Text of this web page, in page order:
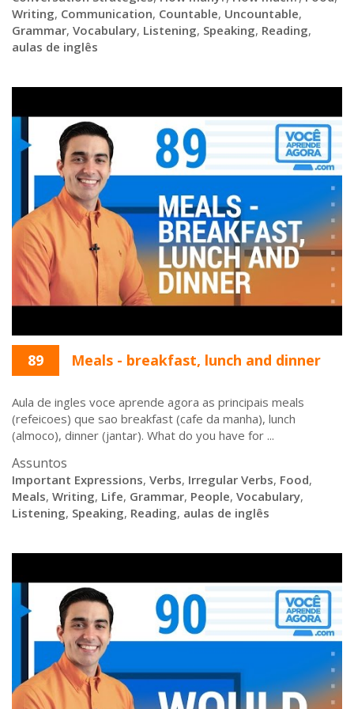
Writing, Communication, Countable, Uncountable,
Grammar, Vocabulary, Listening, Speaking, Reading,
aulas de inglês
89 Meals - breakfast, lunch and dinner
Aula de ingles voce aprende agora as principais meals
(refeicoes) que sao breakfast (cafe da manha), lunch
(almoco), dinner (jantar). What do you have for ...
Assuntos
Important Expressions, Verbs, Irregular Verbs, Food,
Meals, Writing, Life, Grammar, People, Vocabulary,
Listening, Speaking, Reading, aulas de inglês